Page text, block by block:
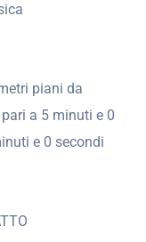
piani da
a 5 minuti e 0
e 0 secondi